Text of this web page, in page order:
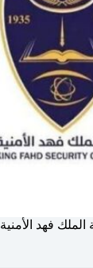
فهد الأمنية